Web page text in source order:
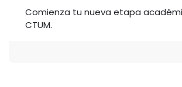
Comienza tu nueva etapa
CTUM.